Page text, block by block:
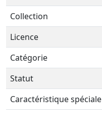
Collection
Licence
Catégorie
Statut
Caractéristique spéciale